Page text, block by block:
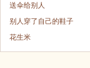
送伞给别人
别人穿了自己的鞋子
花生米